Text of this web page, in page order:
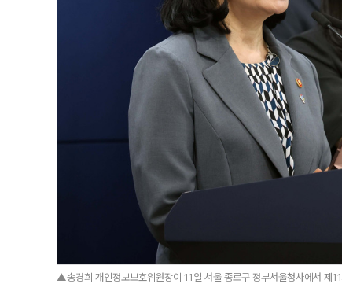
▲송경희 개인정보보호위원장이 11일 서울 종로구 정부서울청사에서 제